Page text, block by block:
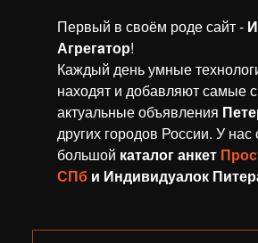
Первый в своём роде сайт -
Агрегaтор!
Каждый день умные
находят и добавляют самые
актуальные объявления
других городов России. У
большой каталог анкет
СПб и Индивидуалок